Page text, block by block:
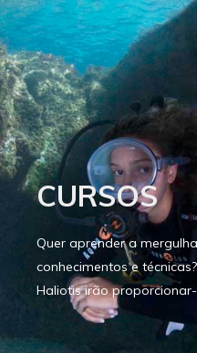
CURSOS
Quer aprender a
conhecimentos e
Haliotis irão